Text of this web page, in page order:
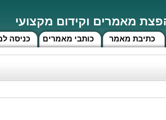
מאמרים וקידום מקצועי
כניסה כותבי מאמרים כתיבת מאמר